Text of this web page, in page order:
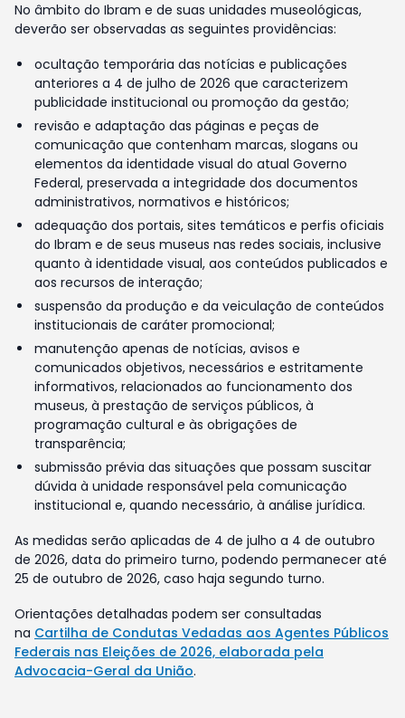
No âmbito do Ibram e de suas unidades museológicas,
deverão ser observadas as seguintes providências:
ocultação temporária das notícias e publicações
anteriores a 4 de julho de 2026 que caracterizem
publicidade institucional ou promoção da gestão;
revisão e adaptação das páginas e peças de
comunicação que contenham marcas, slogans ou
elementos da identidade visual do atual Governo
Federal, preservada a integridade dos documentos
administrativos, normativos e históricos;
adequação dos portais, sites temáticos e perfis oficiais
do Ibram e de seus museus nas redes sociais, inclusive
quanto à identidade visual, aos conteúdos publicados e
aos recursos de interação;
suspensão da produção e da veiculação de conteúdos
institucionais de caráter promocional;
manutenção apenas de notícias, avisos e
comunicados objetivos, necessários e estritamente
informativos, relacionados ao funcionamento dos
museus, à prestação de serviços públicos, à
programação cultural e às obrigações de
transparência;
submissão prévia das situações que possam suscitar
dúvida à unidade responsável pela comunicação
institucional e, quando necessário, à análise jurídica.
As medidas serão aplicadas de 4 de julho a 4 de outubro
de 2026, data do primeiro turno, podendo permanecer até
25 de outubro de 2026, caso haja segundo turno.
Orientações detalhadas podem ser consultadas
na Cartilha de Condutas Vedadas aos Agentes Públicos
Federais nas Eleições de 2026, elaborada pela
Advocacia-Geral da União.